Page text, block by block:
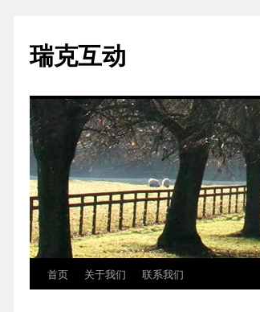
瑞克互动
首页 关于我们 联系我们